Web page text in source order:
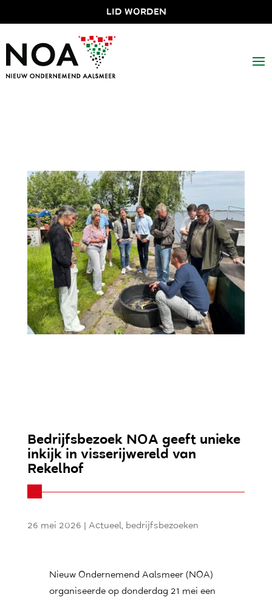
LID WORDEN
Bedrijfsbezoek NOA geeft unieke
inkijk in visserijwereld van
Rekelhof
26 mei 2026 Actueel, bedrijfsbezoeken
Nieuw Ondernemend Aalsmeer (NOA)
organiseerde op donderdag 21 mei een